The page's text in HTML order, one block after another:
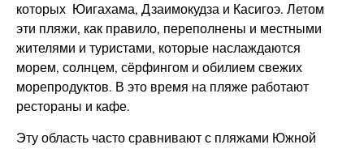
которых Юигахама, Дзаимокудза и Касигоэ. Летом
эти пляжи, как правило, переполнены и местными
жителями и туристами, которые наслаждаются
морем, солнцем, сёрфингом и обилием свежих
морепродуктов. В это время на пляже работают
рестораны и кафе.
Эту область часто сравнивают с пляжами Южной